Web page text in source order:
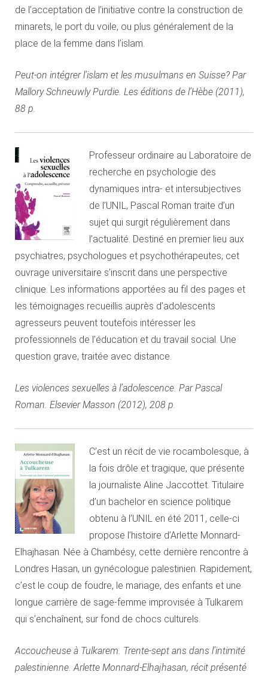
de l’acceptation de l’initiative contre la construction de
minarets, le port du voile, ou plus généralement de la
place de la femme dans l’islam.
Peut-on intégrer l’islam et les musulmans en Suisse? Par
Mallory Schneuwly Purdie. Les éditions de l’Hèbe (2011),
88 p.
Professeur ordinaire au Laboratoire de
recherche en psychologie des
dynamiques intra- et intersubjectives
de l’UNIL, Pascal Roman traite d’un
sujet qui surgit régulièrement dans
l’actualité. Destiné en premier lieu aux
psychiatres, psychologues et psychothérapeutes, cet
ouvrage universitaire s’inscrit dans une perspective
clinique. Les informations apportées au fil des pages et
les témoignages recueillis auprès d’adolescents
agresseurs peuvent toutefois intéresser les
professionnels de l’éducation et du travail social. Une
question grave, traitée avec distance.
Les violences sexuelles à l’adolescence. Par Pascal
Roman. Elsevier Masson (2012), 208 p.
C’est un récit de vie rocambolesque, à
la fois drôle et tragique, que présente
la journaliste Aline Jaccottet. Titulaire
d’un bachelor en science politique
obtenu à l’UNIL en été 2011, celle-ci
propose l’histoire d’Arlette Monnard-
Elhajhasan. Née à Chambésy, cette dernière rencontre à
Londres Hasan, un gynécologue palestinien. Rapidement,
c’est le coup de foudre, le mariage, des enfants et une
longue carrière de sage-femme improvisée à Tulkarem
qui s’enchaînent, sur fond de chocs culturels.
Accoucheuse à Tulkarem. Trente-sept ans dans l’intimité
palestinienne. Arlette Monnard-Elhajhasan, récit présenté